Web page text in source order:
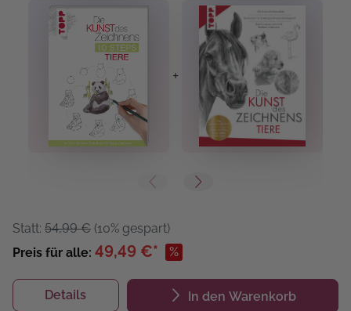
+
Statt: 54,99 € (10% gespart)
Preis für alle: 49,49 €* %
Details In den Warenkorb